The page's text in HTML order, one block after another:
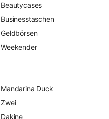
Beautycases
Businesstaschen
Geldbörsen
Weekender
Mandarina Duck
Zwei
Dakine